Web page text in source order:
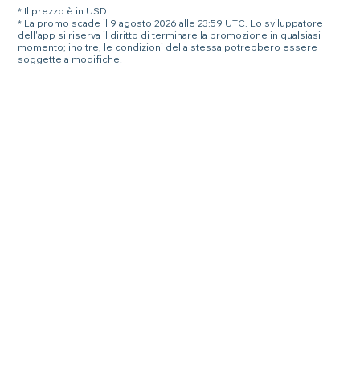
* Il prezzo è in USD.
* La promo scade il 9 agosto 2026 alle 23:59 UTC. Lo sviluppatore
dell'app si riserva il diritto di terminare la promozione in qualsiasi
momento; inoltre, le condizioni della stessa potrebbero essere
soggette a modifiche.